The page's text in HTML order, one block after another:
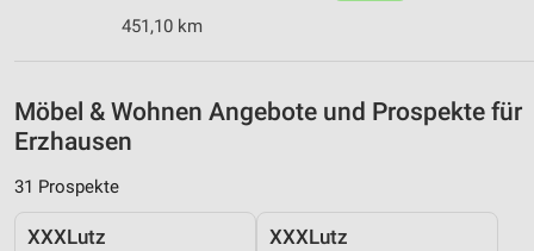
451,10 km
Möbel & Wohnen Angebote und Prospekte für
Erzhausen
31 Prospekte
XXXLutz XXXLutz